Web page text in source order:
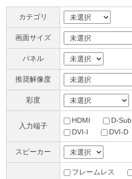
カテゴリ
画面サイズ
パネル
推奨解像度
彩度
入力端子
HDMI D-Sub
DVI-I
DVI-D
スピーカー
フレームレス